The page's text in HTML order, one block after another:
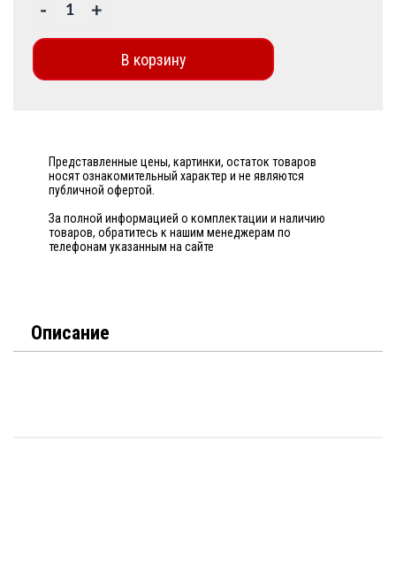
Представленные цены, картинки, остаток товаров
носят ознакомительный характер и не являются
публичной офертой.
За полной информацией о комплектации и наличию
товаров, обратитесь к нашим менеджерам по
телефонам указанным на сайте
+
-
В корзину
Описание